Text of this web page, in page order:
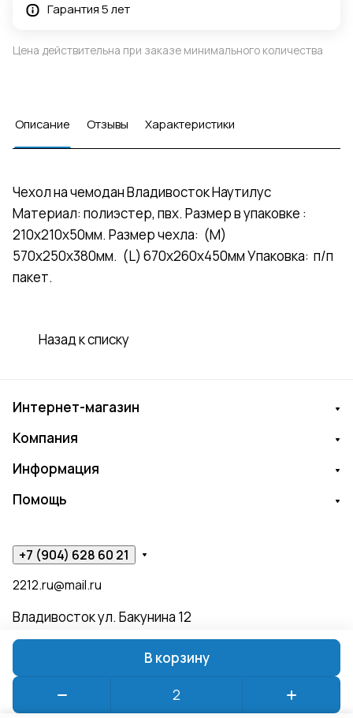
В корзину
Гарантия 5 лет
Цена действительна при заказе минимального количества
Описание Отзывы Характеристики
Чехол на чемодан Владивосток Наутилус
Материал: полиэстер, пвх. Размер в упаковке :
210х210х50мм. Размер чехла: (М)
570х250х380мм. (L) 670x260x450мм Упаковка: п/п
пакет.
Назад к списку
Интернет-магазин
Компания
Информация
Помощь
+7 (904) 628 60 21
2212.ru@mail.ru
Владивосток ул. Бакунина 12
© 2026 ЧИЖИК ПЫЖИК Конфиденциальность Оферта